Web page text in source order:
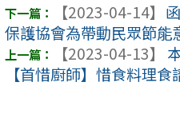
【2023-04-14】
保護協會為帶動民眾節能
【2023-04-13】
【首惜廚師】惜食料理